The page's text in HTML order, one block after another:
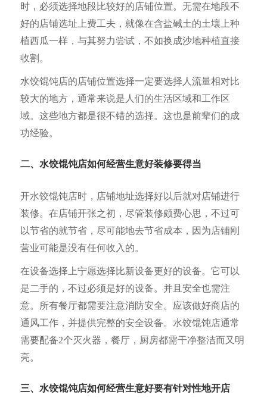
时，必须选择地段比较好的店铺位置。无需在地段不
好的店铺选址上费工夫，就像在含盐碱土的土壤上种
植西瓜一样，与其努力尝试，不如换成沙地种植直接
收割。
水饺馄饨店的店铺位置选择一定要选择人流量相对比
较大的地方，通常来说是人们的生活区域和工作区
域。这些地方都是很不错的选择。这也是前辈们的成
功经验。
二、水饺馄饨店如何经营生意好装修要得当
开水饺馄饨店时，店铺地址选择好以后就对店铺进行
装修。在店铺开张之初，尽管装修颇费心思，不过可
以节省的就节省，尽可能地去节省成本，因为店铺刚
营业可能是没有任何收入的。
在设备选择上宁愿选择比新设备更好的设备。它可以
是二手的，不过必须是好的设备。并且安全也需注
意。所有餐厅都需要注意消防安全。应该做好商店的
通风工作，并提供完整的安全设备。水饺馄饨店通常
需要配备2个灭火器，餐厅，厨房都需干净整洁而又明
亮。
三、水饺馄饨店如何经营生意好要有针对性地开店